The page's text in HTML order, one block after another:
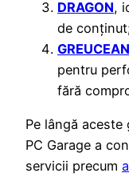
DRAGON,
de
pentru
fără
Pe lângă
PC Garage a
servicii precum